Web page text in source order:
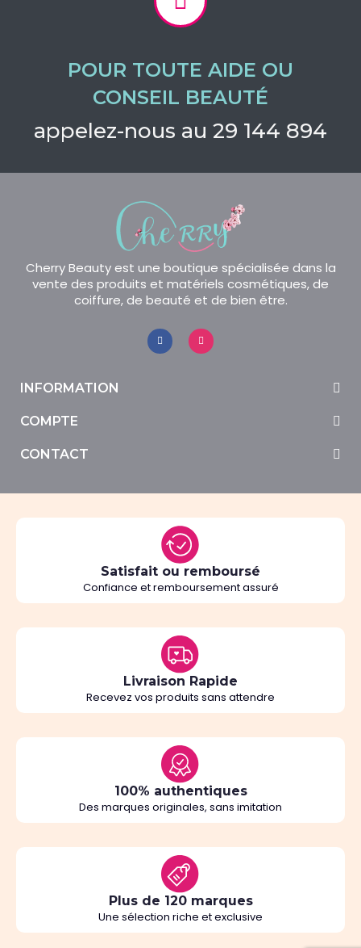
POUR TOUTE AIDE OU
CONSEIL BEAUTÉ
appelez-nous au 29 144 894
Cherry Beauty est une boutique spécialisée dans la
vente des produits et matériels cosmétiques, de
coiffure, de beauté et de bien être.
INFORMATION
COMPTE
CONTACT
Satisfait ou remboursé
Confiance et remboursement assuré
Livraison Rapide
Recevez vos produits sans attendre
100% authentiques
Des marques originales, sans imitation
Plus de 120 marques
Une sélection riche et exclusive